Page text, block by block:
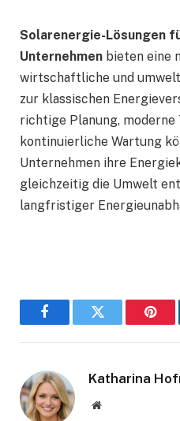
Solarenergie-Lösungen
Unternehmen bieten eine
wirtschaftliche und
zur klassischen
richtige Planung, moderne
kontinuierliche Wartung
Unternehmen ihre
gleichzeitig die Umwelt
langfristiger
FacebookTwitter
Katharina
Website